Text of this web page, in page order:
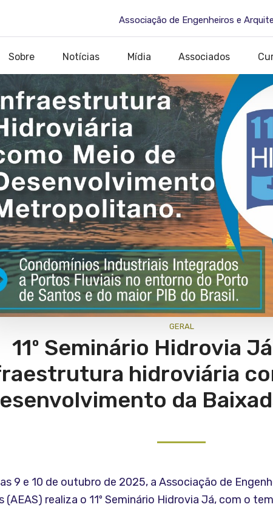
Associação de Engenheiros e
Sobre Notícias Mídia Associados
GERAL
11º Seminário Hidrovia
hidroviária
da
9 e 10 de outubro de 2025, a Associação de
(AEAS) realiza o 11º Seminário Hidrovia Já, com o